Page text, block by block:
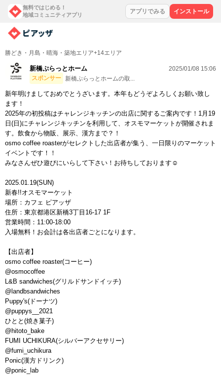
無料ではじめる！
地域コミュニティアプリ
アプリでみる インストール
勝どき・月島・晴海・築地エリア+14エリア
新橋ぷらっとホーム
スポンサー 新橋ぷらっとホームの取...
2025/01/08 15:06
新年明けましておめでとうざいます。本年もどうぞよろしくお願い致し
ます！
2025年の初投稿はチャレンジキッチンの出店に関するご案内です！1月19
日(日)にチャレンジキッチンを利用して、オスモマーケットが開催されま
す。飲食から物販、展示、漢方まで？！
osmo coffee roasterがセレクトした出店者が集う、一日限りのマーケット
イベントです！！
みなさんぜひ遊びにいらして下さい！お待ちしております☺️
2025.01.19(SUN)
新春!!オスモマーケット
場所：カフェ ピアッザ
住所：東京都港区新橋3丁目16-17 1F
営業時間：11:00-18:00
入場無料！お会計は各出店者ごとになります。
【出店者】
osmo coffee roaster(コーヒー)
@osmocoffee
L&B sandwiches(グリルドサンドイッチ)
@landbsandwiches
Puppy's(ドーナツ)
@puppys__2021
ひとと(焼き菓子)
@hitoto_bake
FUMI UCHIKURA(シルバーアクセサリー)
@fumi_uchikura
Ponic(漢方ドリンク)
@ponic_lab